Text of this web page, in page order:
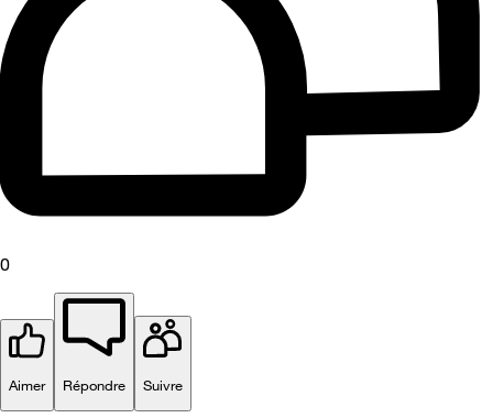
0
Aimer Répondre Suivre